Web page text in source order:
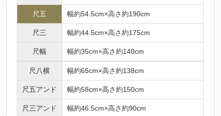
尺五 幅約54.5cm×高さ約190cm
尺三 幅約44.5cm×高さ約175cm
尺幅 幅約35cm×高さ約140cm
尺八横 幅約65cm×高さ約138cm
尺五アンド 幅約58cm×高さ約150cm
尺三アンド 幅約46.5cm×高さ約90cm